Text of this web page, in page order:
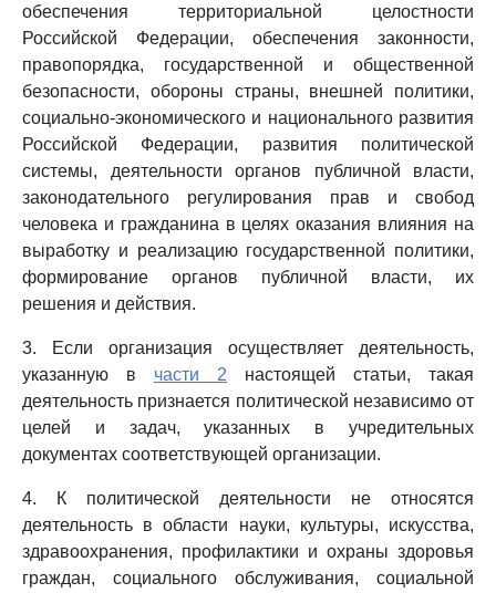
обеспечения территориальной целостности
Российской Федерации, обеспечения законности,
правопорядка, государственной и общественной
безопасности, обороны страны, внешней политики,
социально-экономического и национального развития
Российской Федерации, развития политической
системы, деятельности органов публичной власти,
законодательного регулирования прав и свобод
человека и гражданина в целях оказания влияния на
выработку и реализацию государственной политики,
формирование органов публичной власти, их
решения и действия.
3. Если организация осуществляет деятельность,
указанную в части 2 настоящей статьи, такая
деятельность признается политической независимо от
целей и задач, указанных в учредительных
документах соответствующей организации.
4. К политической деятельности не относятся
деятельность в области науки, культуры, искусства,
здравоохранения, профилактики и охраны здоровья
граждан, социального обслуживания, социальной